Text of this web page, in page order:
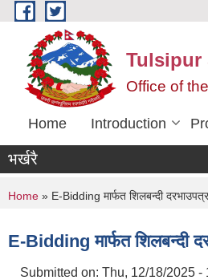
Skip to main content
Tulsipur
Office of
Home Introduction
भर्खरै
You are here
Home » E-Bidding मार्फत शिलबन्दी
E-Bidding मार्फत शिलबन्दी
Submitted on: Thu, 12/18/2025 -